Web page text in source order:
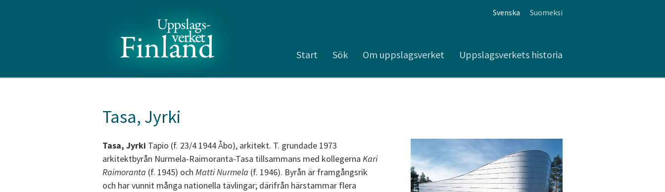
Svenska Suomeksi
Start Sök Om uppslagsverket Uppslagsverkets historia
Tasa, Jyrki
Tasa, Jyrki Tapio (f. 23/4 1944 Åbo), arkitekt. T. grundade 1973
arkitektbyrån Nurmela-Raimoranta-Tasa tillsammans med kollegerna Kari
Raimoranta (f. 1945) och Matti Nurmela (f. 1946). Byrån är framgångsrik
och har vunnit många nationella tävlingar; därifrån härstammar flera